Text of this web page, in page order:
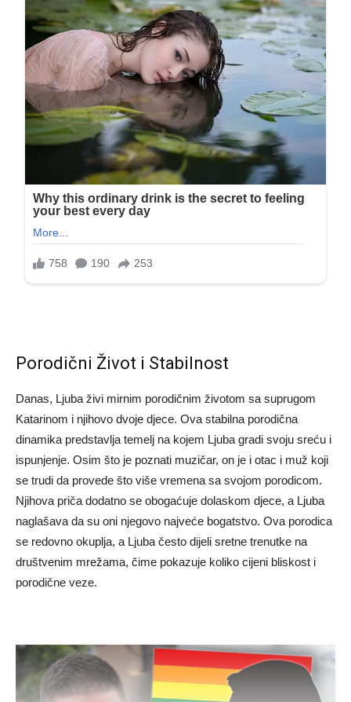
Porodični Život i Stabilnost
Danas, Ljuba živi mirnim porodičnim životom sa suprugom
Katarinom i njihovo dvoje djece. Ova stabilna porodična
dinamika predstavlja temelj na kojem Ljuba gradi svoju sreću i
ispunjenje. Osim što je poznati muzičar, on je i otac i muž koji
se trudi da provede što više vremena sa svojom porodicom.
Njihova priča dodatno se obogaćuje dolaskom djece, a Ljuba
naglašava da su oni njegovo najveće bogatstvo. Ova porodica
se redovno okuplja, a Ljuba često dijeli sretne trenutke na
društvenim mrežama, čime pokazuje koliko cijeni bliskost i
porodične veze.